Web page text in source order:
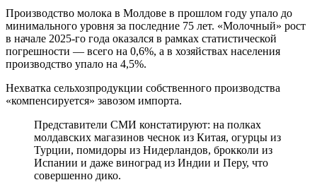
Производство молока в Молдове в прошлом году упало до
минимального уровня за последние 75 лет. «Молочный» рост
в начале 2025-го года оказался в рамках статистической
погрешности — всего на 0,6%, а в хозяйствах населения
производство упало на 4,5%.
Нехватка сельхозпродукции собственного производства
«компенсируется» завозом импорта.
Представители СМИ констатируют: на полках
молдавских магазинов чеснок из Китая, огурцы из
Турции, помидоры из Нидерландов, брокколи из
Испании и даже виноград из Индии и Перу, что
совершенно дико.